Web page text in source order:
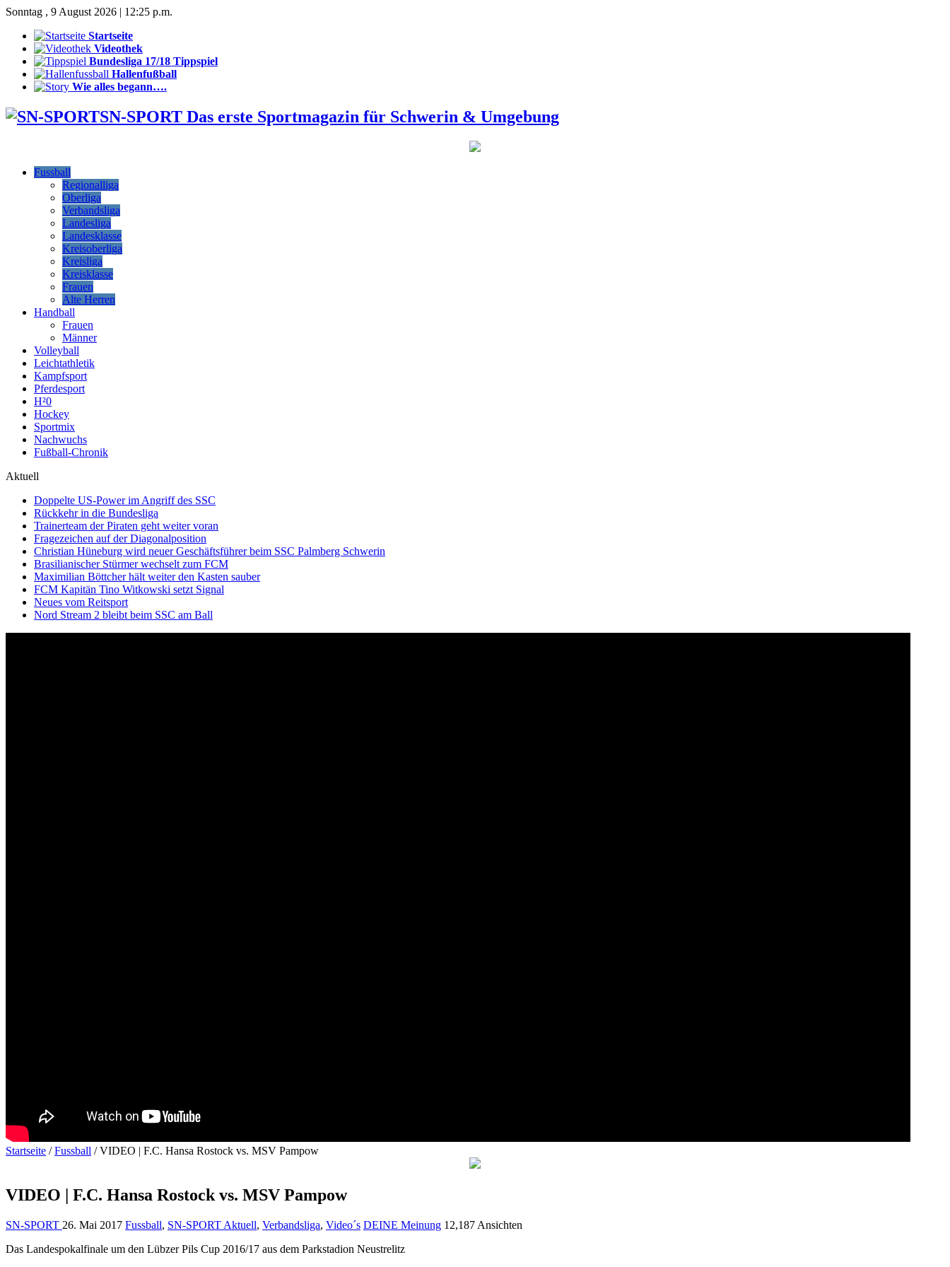
Sonntag , 9 August 2026 | 12:25 p.m.
Startseite
Videothek
Bundesliga 17/18 Tippspiel
Hallenfußball
Wie alles begann….
SN-SPORT Das erste Sportmagazin für Schwerin & Umgebung
Fussball
Regionalliga
Oberliga
Verbandsliga
Landesliga
Landesklasse
Kreisoberliga
Kreisliga
Kreisklasse
Frauen
Alte Herren
Handball
Frauen
Männer
Volleyball
Leichtathletik
Kampfsport
Pferdesport
H²0
Hockey
Sportmix
Nachwuchs
Fußball-Chronik
Aktuell
Doppelte US-Power im Angriff des SSC
Rückkehr in die Bundesliga
Trainerteam der Piraten geht weiter voran
Fragezeichen auf der Diagonalposition
Christian Hüneburg wird neuer Geschäftsführer beim SSC Palmberg Schwerin
Brasilianischer Stürmer wechselt zum FCM
Maximilian Böttcher hält weiter den Kasten sauber
FCM Kapitän Tino Witkowski setzt Signal
Neues vom Reitsport
Nord Stream 2 bleibt beim SSC am Ball
Startseite / Fussball / VIDEO | F.C. Hansa Rostock vs. MSV Pampow
VIDEO | F.C. Hansa Rostock vs. MSV Pampow
SN-SPORT 26. Mai 2017 Fussball, SN-SPORT Aktuell, Verbandsliga, Video´s DEINE Meinung 12,187 Ansichten
Das Landespokalfinale um den Lübzer Pils Cup 2016/17 aus dem Parkstadion Neustrelitz